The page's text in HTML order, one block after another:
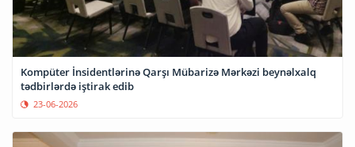
Kompüter İnsidentlərinə Qarşı Mübarizə Mərkəzi beynəlxalq
tədbirlərdə iştirak edib
23-06-2026